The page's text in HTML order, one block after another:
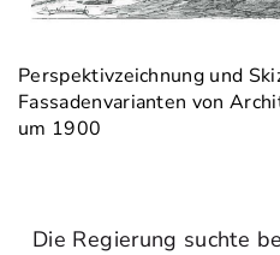
Perspektivzeichnung und
Fassadenvarianten von
um 1900
Die Regierung suchte